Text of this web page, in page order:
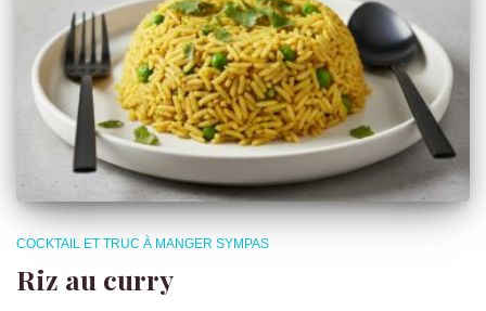
COCKTAIL ET TRUC À MANGER SYMPAS
Riz au curry